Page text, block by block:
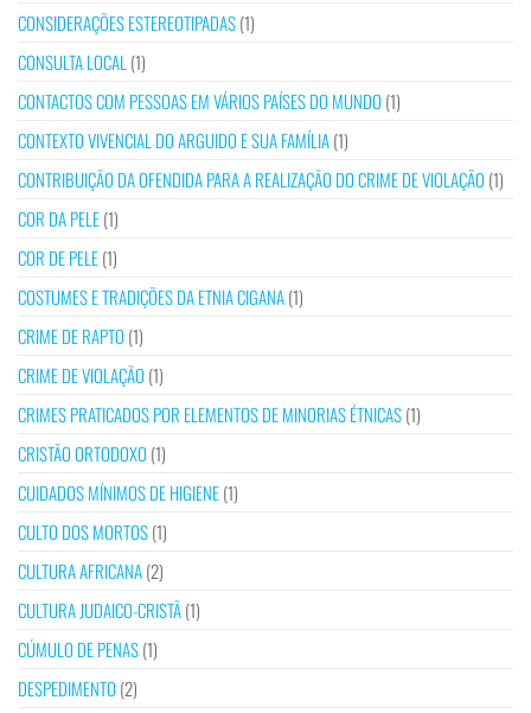
CONSIDERAÇÕES ESTEREOTIPADAS(1)
CONSULTA LOCAL (1)
CONTACTOS COM PESSOAS EM VÁRIOS PAÍSES DO MUNDO (1)
CONTEXTO VIVENCIAL DO ARGUIDO E SUA FAMÍLIA(1)
CONTRIBUIÇÃO DA OFENDIDA PARA A REALIZAÇÃO DO CRIME DE VIOLAÇÃO (1)
COR DA PELE(1)
COR DE PELE(1)
COSTUMES E TRADIÇÕES DA ETNIA CIGANA(1)
CRIME DE RAPTO (1)
CRIME DE VIOLAÇÃO (1)
CRIMES PRATICADOS POR ELEMENTOS DE MINORIAS ÉTNICAS(1)
CRISTÃO ORTODOXO (1)
CUIDADOS MÍNIMOS DE HIGIENE(1)
CULTO DOS MORTOS(1)
CULTURA AFRICANA(2)
CULTURA JUDAICO-CRISTÃ(1)
CÚMULO DE PENAS(1)
DESPEDIMENTO (2)